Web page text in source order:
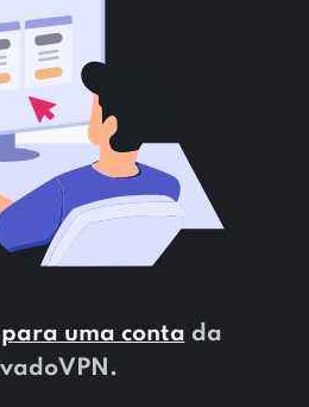
uma conta da